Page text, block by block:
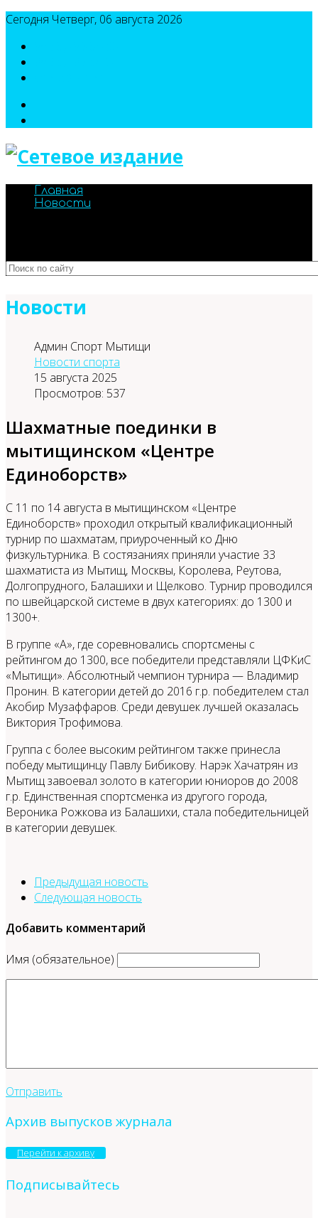
Сегодня Четверг, 06 августа 2026
Главная
Новости
Новости
Админ Спорт Мытищи
Новости спорта
15 августа 2025
Просмотров: 537
Шахматные поединки в
мытищинском «Центре
Единоборств»
C 11 по 14 августа в мытищинском «Центре
Единоборств» проходил открытый квалификационный
турнир по шахматам, приуроченный ко Дню
физкультурника. В состязаниях приняли участие 33
шахматиста из Мытищ, Москвы, Королева, Реутова,
Долгопрудного, Балашихи и Щелково. Турнир проводился
по швейцарской системе в двух категориях: до 1300 и
1300+.
В группе «А», где соревновались спортсмены с
рейтингом до 1300, все победители представляли ЦФКиС
«Мытищи». Абсолютный чемпион турнира — Владимир
Пронин. В категории детей до 2016 г.р. победителем стал
Акобир Музаффаров. Среди девушек лучшей оказалась
Виктория Трофимова.
Группа с более высоким рейтингом также принесла
победу мытищинцу Павлу Бибикову. Нарэк Хачатрян из
Мытищ завоевал золото в категории юниоров до 2008
г.р. Единственная спортсменка из другого города,
Вероника Рожкова из Балашихи, стала победительницей
в категории девушек.
Предыдущая новость
Следующая новость
Добавить комментарий
Имя (обязательное)
Отправить
Архив выпусков журнала
Перейти к архиву
Подписывайтесь